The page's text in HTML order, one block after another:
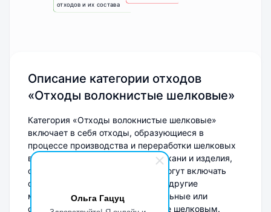
Ольга Гацуц
отходов и их состава
Описание категории отходов
«Отходы волокнистые шелковые»
Категория «Отходы волокнистые шелковые»
включает в себя отходы, образующиеся в
процессе производства и переработки шелковых
волокон, а также отработанные ткани и изделия,
содержащие шелк. Эти отходы могут включать
остатки пряжи, обрезки тканей и другие
материалы, содержащие натуральные или
синтетические волокна, подобные шелковым.